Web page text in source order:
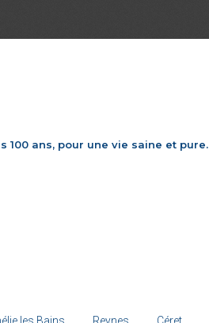
100 ans, pour une vie saine et pure.